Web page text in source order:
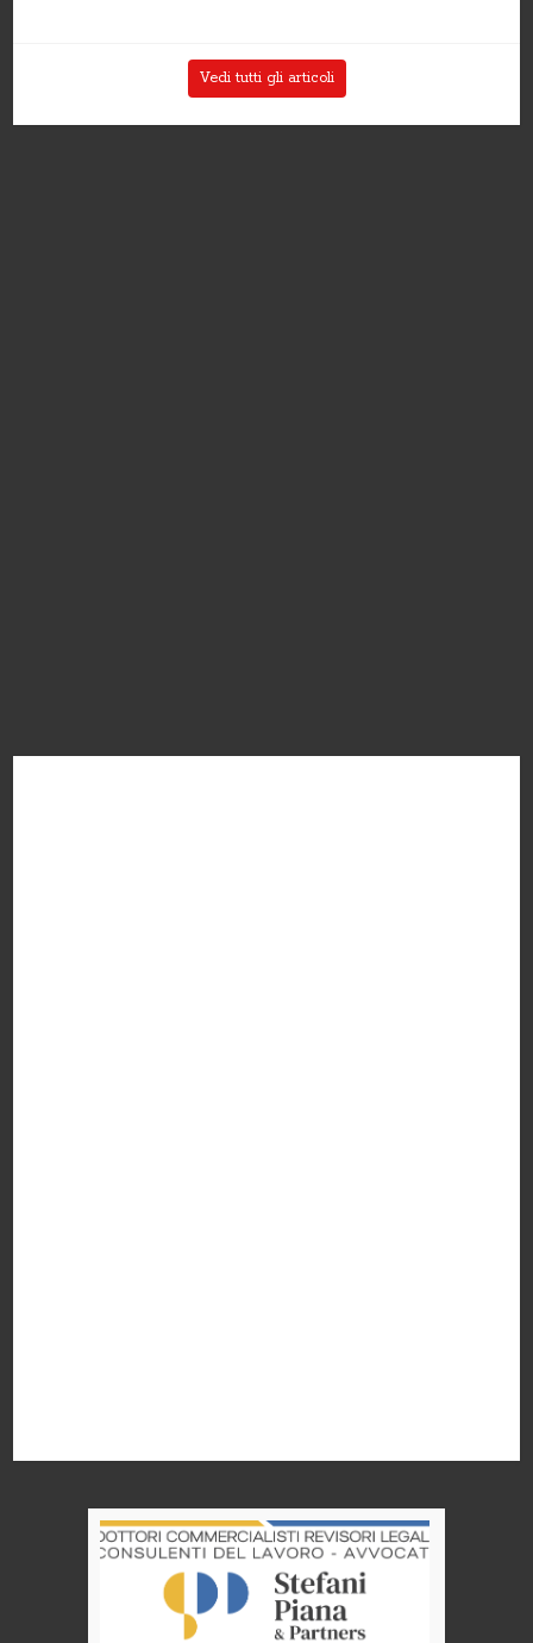
Vedi tutti gli articoli